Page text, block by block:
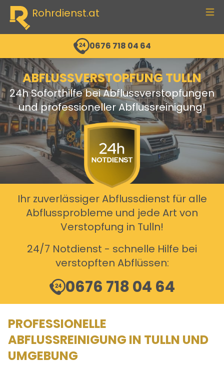
Rohrdienst.at menu
0676 718 04 64
ABFLUSSVERSTOPFUNG TULLN
24h Soforthilfe bei Abflussverstopfungen
und professioneller Abflussreinigung!
Ihr zuverlässiger Abflussdienst für alle
Abflussprobleme und jede Art von
Verstopfung in Tulln!
24/7 Notdienst - schnelle Hilfe bei
verstopften Abflüssen:
0676 718 04 64
PROFESSIONELLE
ABFLUSSREINIGUNG IN TULLN UND
UMGEBUNG